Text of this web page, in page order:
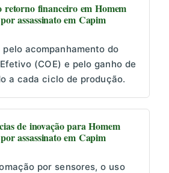
retorno financeiro em Homem
assassinato em Capim
acompanhamento do
(COE) e pelo ganho de
a cada ciclo de produção.
de inovação para Homem
assassinato em Capim
por sensores, o uso